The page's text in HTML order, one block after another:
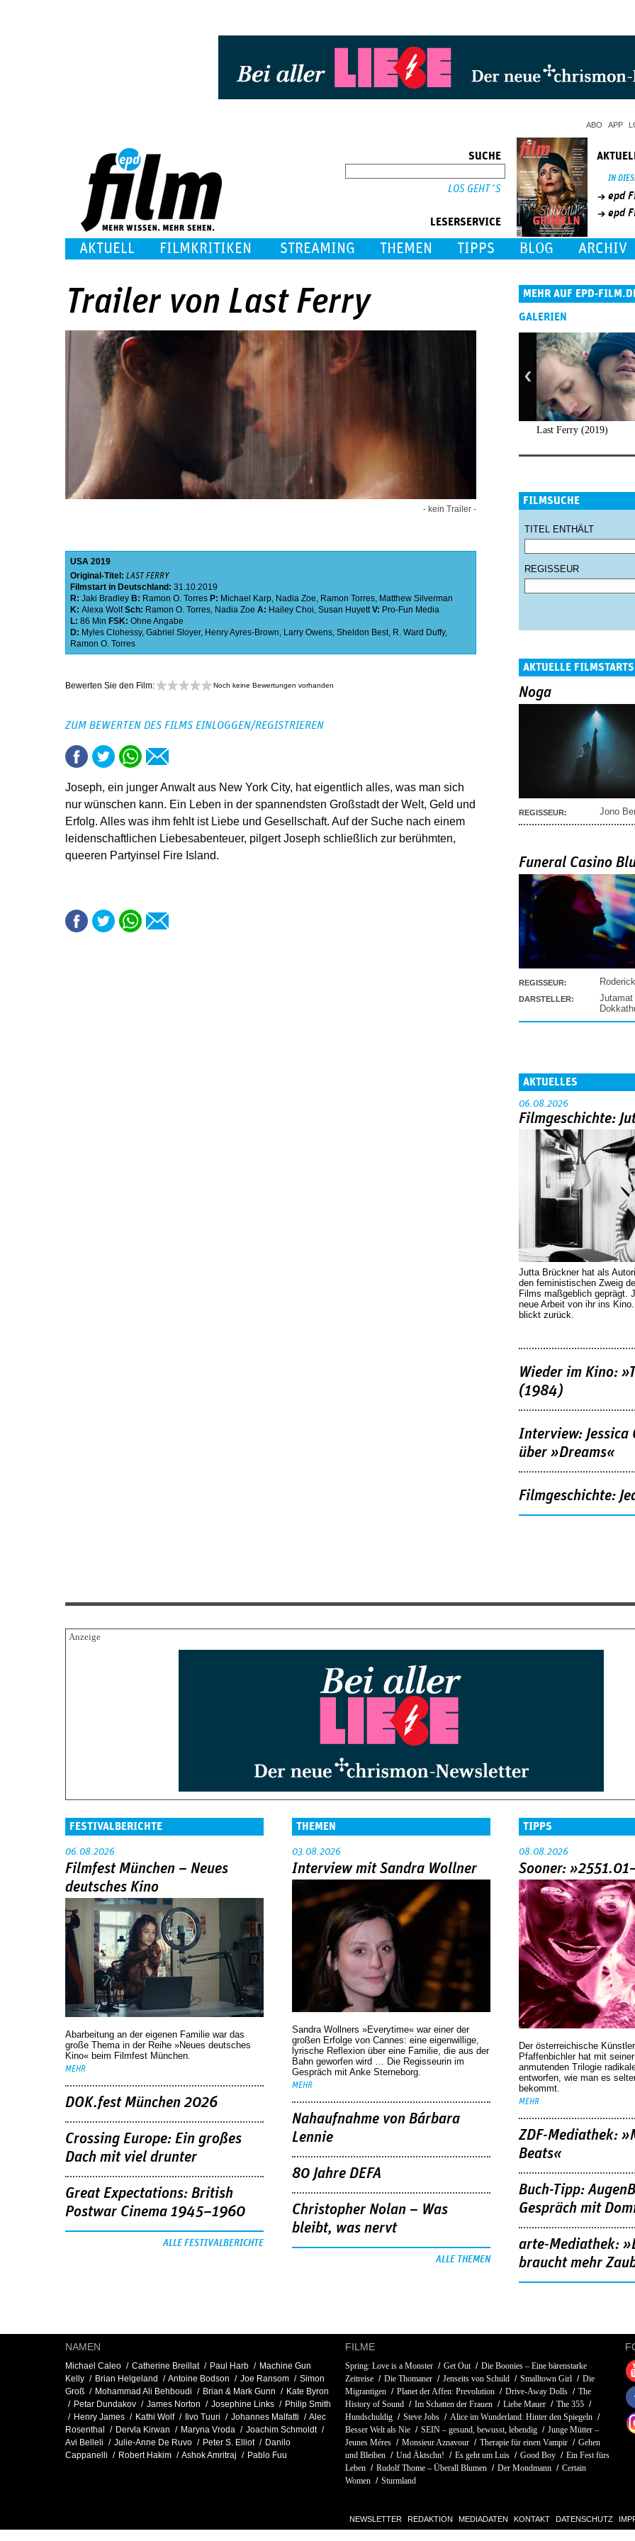
ABO APP
SUCHE
LESERSERVICE
IN
epd
epd
AKTUELL FILMKRITIKEN STREAMING THEMEN TIPPS BLOG ARCHIV
Trailer von Last Ferry
- kein Trailer -
USA 2019
Original-Titel: LAST FERRY
Filmstart in Deutschland: 31.10.2019
R: Jaki Bradley B: Ramon O. Torres P: Michael Karp, Nadia Zoe, Ramon Torres, Matthew Silverman
K: Alexa Wolf Sch: Ramon O. Torres, Nadia Zoe A: Hailey Choi, Susan Huyett V: Pro-Fun Media
L: 86 Min FSK: Ohne Angabe
D: Myles Clohessy, Gabriel Sloyer, Henry Ayres-Brown, Larry Owens, Sheldon Best, R. Ward Duffy,
Ramon O. Torres
Bewerten Sie den Film: Noch keine Bewertungen vorhanden
ZUM BEWERTEN DES FILMS EINLOGGEN/REGISTRIEREN
Joseph, ein junger Anwalt aus New York City, hat eigentlich alles, was man sich
nur wünschen kann. Ein Leben in der spannendsten Großstadt der Welt, Geld und
Erfolg. Alles was ihm fehlt ist Liebe und Gesellschaft. Auf der Suche nach einem
leidenschaftlichen Liebesabenteuer, pilgert Joseph schließlich zur berühmten,
queeren Partyinsel Fire Island.
MEHR AUF EPD-
GALERIEN
Last Ferry (2019)
FILMSUCHE
TITEL ENTHÄLT
REGISSEUR
AKTUELLE FILMSTARTS
Noga
REGISSEUR: Jono
Funeral Casino
REGISSEUR:
DARSTELLER:
Jutamat
AKTUELLES
06.08.2026
Filmgeschichte:
Jutta Brückner hat als
den feministischen Zweig
Films maßgeblich geprägt.
neue Arbeit von ihr ins
blickt zurück.
Wieder im Kino:
(1984)
Interview: Jessica
über »Dreams«
Filmgeschichte:
FESTIVALBERICHTE
06.08.2026
Filmfest München – Neues
deutsches Kino
Abarbeitung an der eigenen Familie war das
große Thema in der Reihe »Neues deutsches
Kino« beim Filmfest München.
MEHR
DOK.fest München 2026
Crossing Europe: Ein großes
Dach mit viel drunter
Great Expectations: British
Postwar Cinema 1945–1960
ALLE FESTIVALBERICHTE
THEMEN
03.08.2026
Interview mit Sandra Wollner
Sandra Wollners »Everytime« war einer der
großen Erfolge von Cannes: eine eigenwillige,
lyrische Reflexion über eine ­Familie, die aus der
Bahn geworfen wird … Die Regisseurin im
Gespräch mit Anke Sterneborg.
MEHR
Nahaufnahme von Bárbara
Lennie
80 Jahre DEFA
Christopher Nolan – Was
bleibt, was nervt
ALLE THEMEN
TIPPS
08.08.2026
Sooner:
Der österreichische
Pfaffenbichler hat mit
anmutenden Trilogie
entworfen, wie man es
bekommt.
MEHR
ZDF-Mediathek:
Beats«
Buch-Tipp:
Gespräch mit
arte-Mediathek:
braucht mehr
NAMEN
Michael Caleo Catherine Breillat Paul Harb
Machine Gun
Kelly
Brian Helgeland Antoine Bodson Joe Ransom
Simon
Groß
Mohammad Ali Behboudi Brian & Mark Gunn
Kate Byron
Petar Dundakov
James Norton Josephine Links
Philip Smith
Henry James
Kathi Wolf Iivo Tuuri Johannes Malfatti
Alec
Rosenthal
Dervla Kirwan Maryna Vroda
Joachim Schmoldt
Avi Belleli
Julie-Anne De Ruvo Peter S. Elliot
Danilo
Cappanelli
Robert Hakim Ashok Amritraj Pablo Fuu
FILME
Spring: Love is a Monster Get Out
Die Boonies – Eine bärenstarke
Zeitreise
Die Thomaner Jenseits von Schuld Smalltown Girl
Die
Migrantigen
Planet der Affen: Prevolution Drive-Away Dolls
The
History of Sound
Im Schatten der Frauen Liebe Mauer
The 355
Hundschuldig
Steve Jobs
Alice im Wunderland: Hinter den Spiegeln
Besser Welt als Nie
SEIN – gesund, bewusst, lebendig
Junge Mütter –
Jeunes Méres
Monsieur Aznavour Therapie für einen Vampir
Gehen
und Bleiben
Und Äktschn! Es geht um Luis Good Boy
Ein Fest fürs
Leben
Rudolf Thome – Überall Blumen Der Mondmann
Certain
Women
Sturmland
NEWSLETTER REDAKTION MEDIADATEN KONTAKT DATENSCHUTZ